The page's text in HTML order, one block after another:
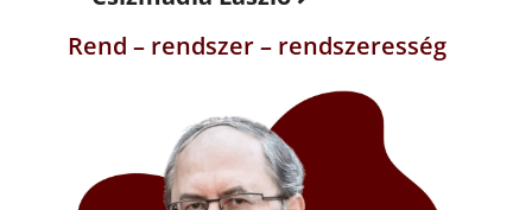
Rend – rendszer – rendszeresség